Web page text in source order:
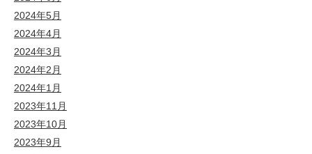
2024年5月
2024年4月
2024年3月
2024年2月
2024年1月
2023年11月
2023年10月
2023年9月